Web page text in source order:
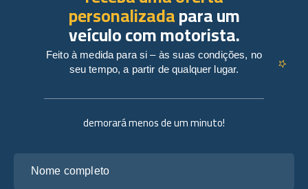
demorará menos de um minuto!
personalizadapara um
veículo com motorista.
Feito à medida para si – às suas condições, no
seu tempo, a partir de qualquer lugar.